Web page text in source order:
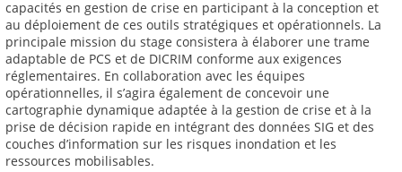
capacités en gestion de crise en participant à la conception et
au déploiement de ces outils stratégiques et opérationnels. La
principale mission du stage consistera à élaborer une trame
adaptable de PCS et de DICRIM conforme aux exigences
réglementaires. En collaboration avec les équipes
opérationnelles, il s’agira également de concevoir une
cartographie dynamique adaptée à la gestion de crise et à la
prise de décision rapide en intégrant des données SIG et des
couches d’information sur les risques inondation et les
ressources mobilisables.